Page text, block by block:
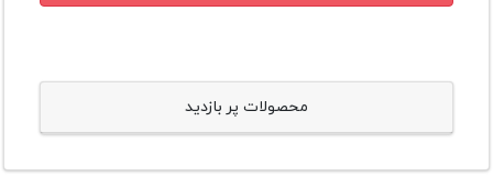
محصولات پر بازدید